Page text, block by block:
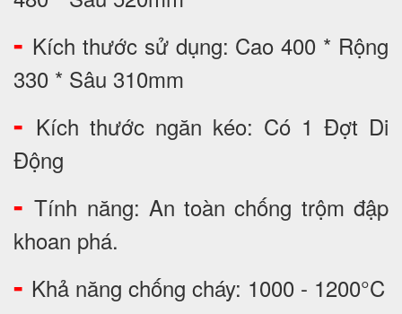
- Kích thước sử dụng: Cao 400 * Rộng
330 * Sâu 310mm
- Kích thước ngăn kéo: Có 1 Đợt Di
Động
-Tính năng: An toàn chống trộm đập
khoan phá.
- Khả năng chống cháy: 1000 - 1200°C